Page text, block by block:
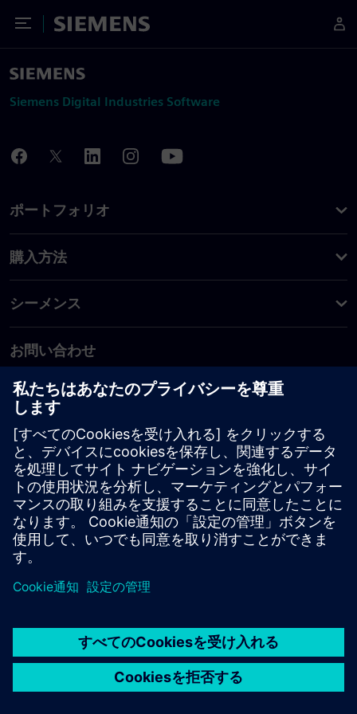
Toggle Menu
Siemens
Siemens Digital Industries Software
ポートフォリオ
購入方法
シーメンス
お問い合わせ
PLM製品のお問い合わせ
EDA製品のお問い合わせ
世界各地の事業拠点
サポート・センター
ご意見・ご要望
違法コピーの連絡先
© Siemens2026
タル・ミレニアム著作権法 (DMCA)
内部通報